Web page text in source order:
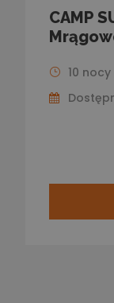
CAMP
10 nocy